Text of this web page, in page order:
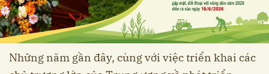
Những năm gần đây, cùng với việc triển khai các